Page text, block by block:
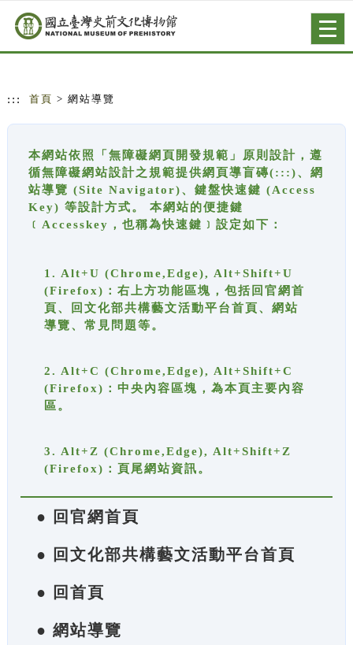
跳到主要內容
網站導覽
::: 首頁 > 網站導覽
本網站依照「無障礙網頁開發規範」原則設計，遵
循無障礙網站設計之規範提供網頁導盲磚(:::)、網
站導覽 (Site Navigator)、鍵盤快速鍵 (Access
Key) 等設計方式。 本網站的便捷鍵
﹝Accesskey，也稱為快速鍵﹞設定如下：
1. Alt+U (Chrome,Edge), Alt+Shift+U
(Firefox)：右上方功能區塊，包括回官網首
頁、回文化部共構藝文活動平台首頁、網站
導覽、常見問題等。
2. Alt+C (Chrome,Edge), Alt+Shift+C
(Firefox)：中央內容區塊，為本頁主要內容
區。
3. Alt+Z (Chrome,Edge), Alt+Shift+Z
(Firefox)：頁尾網站資訊。
● 回官網首頁
● 回文化部共構藝文活動平台首頁
● 回首頁
● 網站導覽